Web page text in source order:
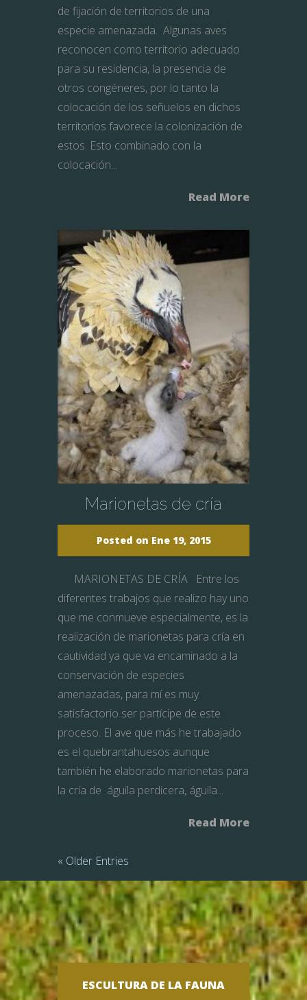
de fijación de territorios de una
especie amenazada. Algunas aves
reconocen como territorio adecuado
para su residencia, la presencia de
otros congéneres, por lo tanto la
colocación de los señuelos en dichos
territorios favorece la colonización de
estos. Esto combinado con la
colocación...
Read More
Marionetas de cría
Posted on Ene 19, 2015
MARIONETAS DE CRÍA Entre los
diferentes trabajos que realizo hay uno
que me conmueve especialmente, es la
realización de marionetas para cría en
cautividad ya que va encaminado a la
conservación de especies
amenazadas, para mí es muy
satisfactorio ser partícipe de este
proceso. El ave que más he trabajado
es el quebrantahuesos aunque
también he elaborado marionetas para
la cría de águila perdicera, águila...
Read More
« Older Entries
ESCULTURA DE LA FAUNA